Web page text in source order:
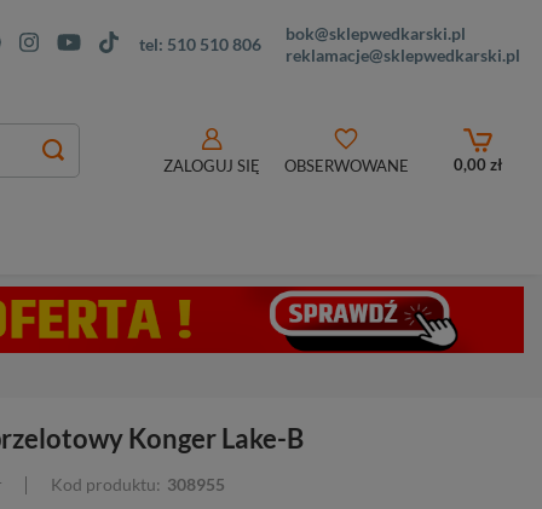
tel: 510 510 806
bok@sklepwedkarski.pl
reklamacje@sklepwedkarski.pl
ZALOGUJ SIĘ OBSERWOWANE 0,00 zł
Konger Lake-B
Kod produktu: 308955